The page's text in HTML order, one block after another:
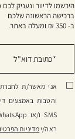
הירשמו לדיוור ונעניק
ברכישה הראשונה שלכם
ב- 350 ₪ ומעלה באתר.
אני מאשר/ת
והטבות באמצעים
ראה/ימדיניות